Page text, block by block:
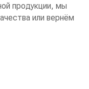
продукции, мы
или вернём